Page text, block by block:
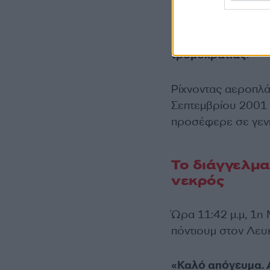
Ο Οσάμα Μπιν
τρομοκρατίας.
Ρίχνοντας
Σεπτεμβρίου 2001
προσέφερε σε
Το
νεκρός
Ώρα 11:42 μ.μ, 1η
πόντιουμ στον
«Καλό απόγευμα.